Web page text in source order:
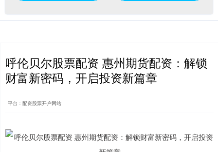
呼伦贝尔股票配资 惠州期货配资：解锁
财富新密码，开启投资新篇章
平台：配资股票开户网站